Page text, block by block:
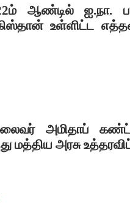
ம் ஆண்டில் ஐ.நா.
உள்ளிட்ட
அமிதாப்
மத்திய அரசு